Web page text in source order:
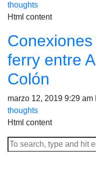
thoughts
Html content
ferry entre
Colón
marzo 12, 2019 9:29 am
thoughts
Html content